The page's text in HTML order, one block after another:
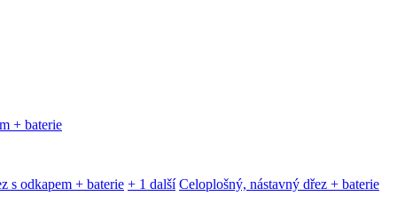
+ baterie
s odkapem + baterie + 1 další Celoplošný, nástavný dřez + baterie